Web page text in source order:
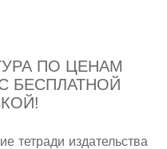
ПО ЦЕНАМ
БЕСПЛАТНОЙ
тетради издательства